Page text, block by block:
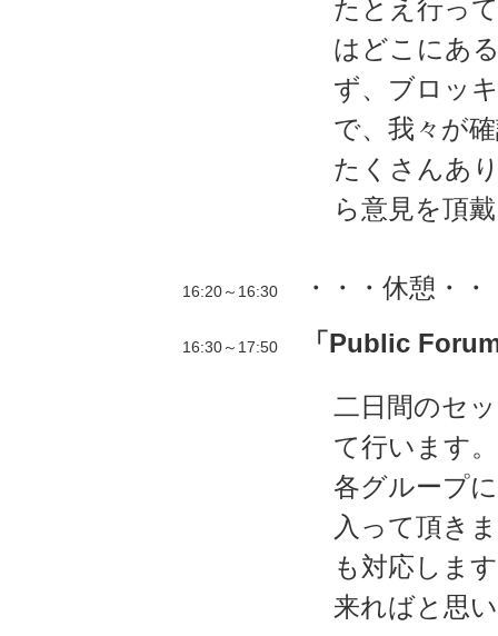
たとえ行っ
はどこにあ
ず、ブロッ
で、我々が
たくさんあ
ら意見を頂
16:20～16:30 ・・・休憩・・
16:30～17:50 「Public
二日間のセ
て行います。
各グループ
入って頂き
も対応しま
来ればと思